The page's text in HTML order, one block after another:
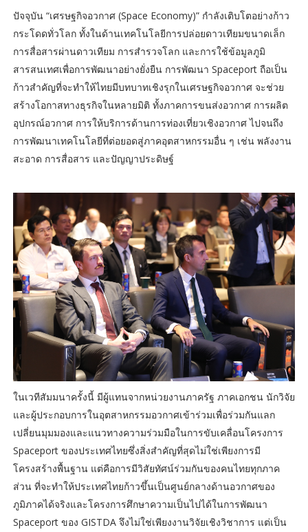
ปัจจุบัน “เศรษฐกิจอวกาศ (Space Economy)” กำลังเติบโตอย่างก้าว
กระโดดทั่วโลก ทั้งในด้านเทคโนโลยีการปล่อยดาวเทียมขนาดเล็ก
การสื่อสารผ่านดาวเทียม การสำรวจโลก และการใช้ข้อมูลภูมิ
สารสนเทศเพื่อการพัฒนาอย่างยั่งยืน การพัฒนา Spaceport ถือเป็น
ก้าวสำคัญที่จะทำให้ไทยมีบทบาทเชิงรุกในเศรษฐกิจอวกาศ จะช่วย
สร้างโอกาสทางธุรกิจในหลายมิติ ทั้งภาคการขนส่งอวกาศ การผลิต
อุปกรณ์อวกาศ การให้บริการด้านการท่องเที่ยวเชิงอวกาศ ไปจนถึง
การพัฒนาเทคโนโลยีที่ต่อยอดสู่ภาคอุตสาหกรรมอื่น ๆ เช่น พลังงาน
สะอาด การสื่อสาร และปัญญาประดิษฐ์
ในเวทีสัมมนาครั้งนี้ มีผู้แทนจากหน่วยงานภาครัฐ ภาคเอกชน นักวิจัย
และผู้ประกอบการในอุตสาหกรรมอวกาศเข้าร่วมเพื่อร่วมกันแลก
เปลี่ยนมุมมองและแนวทางความร่วมมือในการขับเคลื่อนโครงการ
Spaceport ของประเทศไทยซึ่งสิ่งสำคัญที่สุดไม่ใช่เพียงการมี
โครงสร้างพื้นฐาน แต่คือการมีวิสัยทัศน์ร่วมกันของคนไทยทุกภาค
ส่วน ที่จะทำให้ประเทศไทยก้าวขึ้นเป็นศูนย์กลางด้านอวกาศของ
ภูมิภาคได้จริงและโครงการศึกษาความเป็นไปได้ในการพัฒนา
Spaceport ของ GISTDA จึงไม่ใช่เพียงงานวิจัยเชิงวิชาการ แต่เป็น